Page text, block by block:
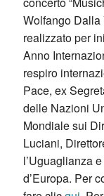
Wolfango Dalla
realizzato per
Anno
respiro
Pace, ex
delle Nazioni
Mondiale sui
Luciani,
l’Uguaglianza
d’Europa. Per